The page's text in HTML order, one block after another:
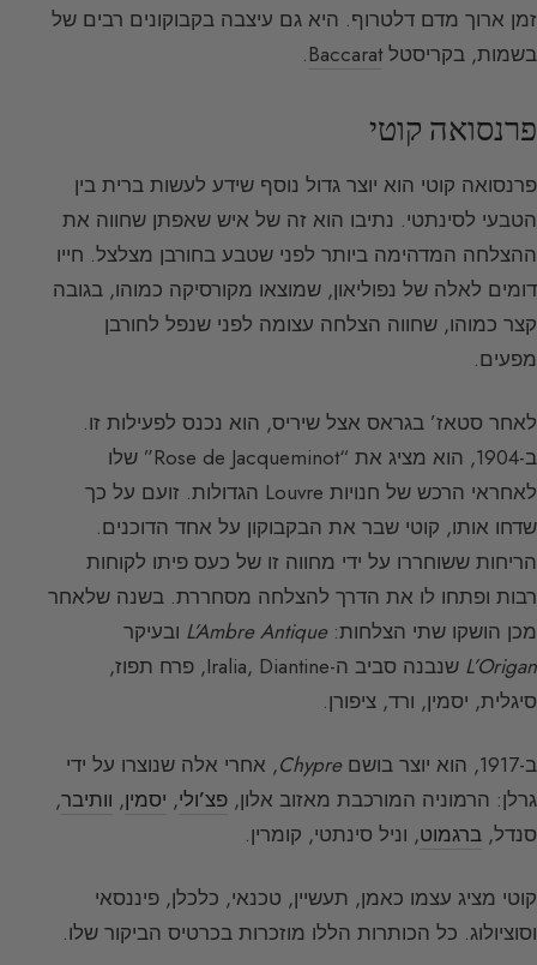
זמן ארוך מדם דלטרוף. היא גם עיצבה בקבוקונים רבים של
בשמות, בקריסטלBaccarat
.
פרנסואה קוטי
פרנסואה קוטי הוא יוצר גדול נוסף שידע לעשות ברית בין
הטבעי לסינתטי. נתיבו הוא זה של איש שאפתן שחווה את
ההצלחה המדהימה ביותר לפני שטבע בחורבן מצלצל. חייו
דומים לאלה של נפוליאון, שמוצאו מקורסיקה כמוהו, בגובה
קצר כמוהו, שחווה הצלחה עצומה לפני שנפל לחורבן
מפעים.
לאחר סטאז’ בגראס אצל שיריס, הוא נכנס לפעילות זו.
ב-1904, הוא מציג את “Rose de Jacqueminot” שלו
לאחראי הרכש של חנויות Louvre הגדולות. זועם על כך
שדחו אותו, קוטי שבר את הבקבוקון על אחד הדוכנים.
הריחות ששוחררו על ידי מחווה זו של כעס פיתו לקוחות
רבות ופתחו לו את הדרך להצלחה מסחררת. בשנה שלאחר
מכן הושקו שתי הצלחות:L’Ambre Antique ובעיקר
L’Origan
שנבנה סביב ה-Iralia, Diantine, פרח תפוז,
סיגלית, יסמין, ורד, ציפורן.
ב-1917, הוא יוצר בושם Chypre, אחרי אלה שנוצרו על ידי
גרלן: הרמוניה המורכבת מאזוב אלון, פצ’ולי, יסמין, וותיבר,
סנדל, ברגמוט, וניל סינתטי, קומרין.
קוטי מציג עצמו כאמן, תעשיין, טכנאי, כלכלן, פיננסאי
וסוציולוג. כל הכותרות הללו מוזכרות בכרטיס הביקור שלו.